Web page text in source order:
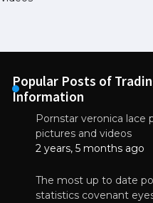
NEWS
Why High-Quality Multilayer
Essential for Modern
Popular Posts of
Information
Pornstar veronica lace
pictures and videos
2 years, 5 months ago
The most up to date
statistics covenant